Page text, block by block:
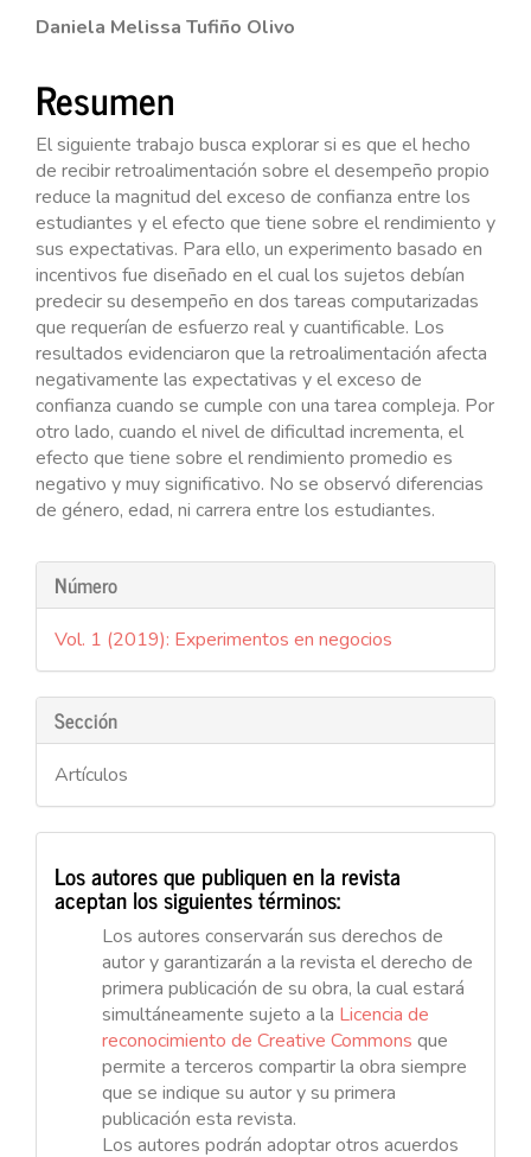
Contenido
principal
del
artículo
Daniela Melissa Tufiño Olivo
Resumen
El siguiente trabajo busca explorar si es que el hecho
de recibir retroalimentación sobre el desempeño propio
reduce la magnitud del exceso de confianza entre los
estudiantes y el efecto que tiene sobre el rendimiento y
sus expectativas. Para ello, un experimento basado en
incentivos fue diseñado en el cual los sujetos debían
predecir su desempeño en dos tareas computarizadas
que requerían de esfuerzo real y cuantificable. Los
resultados evidenciaron que la retroalimentación afecta
negativamente las expectativas y el exceso de
confianza cuando se cumple con una tarea compleja. Por
otro lado, cuando el nivel de dificultad incrementa, el
efecto que tiene sobre el rendimiento promedio es
negativo y muy significativo. No se observó diferencias
de género, edad, ni carrera entre los estudiantes.
Detalles
del
artículo
Número
Vol. 1 (2019): Experimentos en negocios
Sección
Artículos
Los autores que publiquen en la revista
aceptan los siguientes términos:
Los autores conservarán sus derechos de
autor y garantizarán a la revista el derecho de
primera publicación de su obra, la cual estará
simultáneamente sujeto a la Licencia de
reconocimiento de Creative Commons que
permite a terceros compartir la obra siempre
que se indique su autor y su primera
publicación esta revista.
Los autores podrán adoptar otros acuerdos